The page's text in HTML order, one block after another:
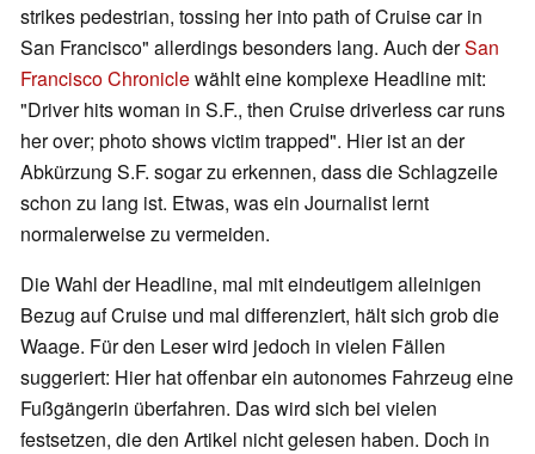
strikes pedestrian, tossing her into path of Cruise car in
San Francisco" allerdings besonders lang. Auch derSan
Francisco Chroniclewählt eine komplexe Headline mit:
"Driver hits woman in S.F., then Cruise driverless car runs
her over; photo shows victim trapped". Hier ist an der
Abkürzung S.F. sogar zu erkennen, dass die Schlagzeile
schon zu lang ist. Etwas, was ein Journalist lernt
normalerweise zu vermeiden.
Die Wahl der Headline, mal mit eindeutigem alleinigen
Bezug auf Cruise und mal differenziert, hält sich grob die
Waage. Für den Leser wird jedoch in vielen Fällen
suggeriert: Hier hat offenbar ein autonomes Fahrzeug eine
Fußgängerin überfahren. Das wird sich bei vielen
festsetzen, die den Artikel nicht gelesen haben. Doch in